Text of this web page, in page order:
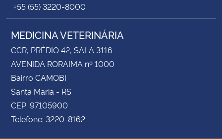
Advocacia-Geral da União
Banco Central do Brasil
+55 (55) 3220-8000
MEDICINA VETERINÁRIA
CCR, PRÉDIO 42, SALA 3116
AVENIDA RORAIMA nº 1000
Bairro CAMOBI
Santa Maria - RS
CEP: 97105900
Telefone: 3220-8162